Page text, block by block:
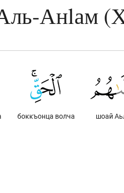
Анlам
шоай
боккъонца волча